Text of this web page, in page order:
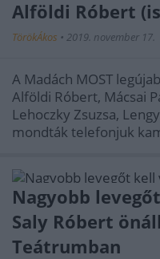
Alföldi Róbert
TörökÁkos • 2019. november 17.
A Madách MOST
Alföldi Róbert, Mácsai
Lehoczky Zsuzsa,
mondták telefonjuk
Nagyobb
Saly Róbert
Teátrumban